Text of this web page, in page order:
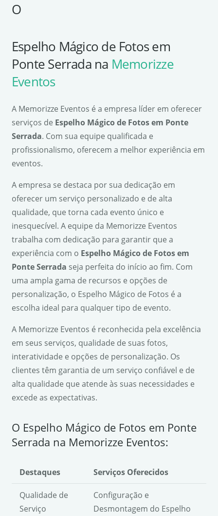
O
Espelho Mágico de Fotos em
Ponte Serrada na Memorizze
Eventos
A Memorizze Eventos é a empresa líder em oferecer
serviços de Espelho Mágico de Fotos em Ponte
Serrada. Com sua equipe qualificada e
profissionalismo, oferecem a melhor experiência em
eventos.
A empresa se destaca por sua dedicação em
oferecer um serviço personalizado e de alta
qualidade, que torna cada evento único e
inesquecível. A equipe da Memorizze Eventos
trabalha com dedicação para garantir que a
experiência com o Espelho Mágico de Fotos em
Ponte Serrada seja perfeita do início ao fim. Com
uma ampla gama de recursos e opções de
personalização, o Espelho Mágico de Fotos é a
escolha ideal para qualquer tipo de evento.
A Memorizze Eventos é reconhecida pela excelência
em seus serviços, qualidade de suas fotos,
interatividade e opções de personalização. Os
clientes têm garantia de um serviço confiável e de
alta qualidade que atende às suas necessidades e
excede as expectativas.
O Espelho Mágico de Fotos em Ponte
Serrada na Memorizze Eventos:
Destaques Serviços Oferecidos
Qualidade de
Serviço
Configuração e
Desmontagem do Espelho